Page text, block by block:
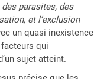
parasites, des
et l’exclusion
un quasi inexistence
facteurs qui
sujet atteint.